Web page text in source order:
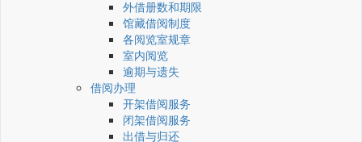
外借册数和期限
馆藏借阅制度
各阅览室规章
室内阅览
逾期与遗失
借阅办理
开架借阅服务
闭架借阅服务
出借与归还